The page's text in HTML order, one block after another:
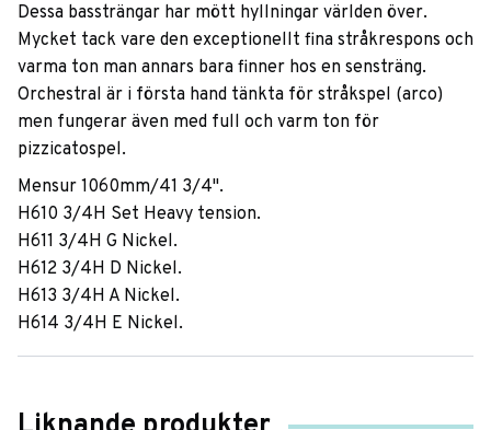
Dessa bassträngar har mött hyllningar världen över.
Mycket tack vare den exceptionellt fina stråkrespons och
varma ton man annars bara finner hos en sensträng.
Orchestral är i första hand tänkta för stråkspel (arco)
men fungerar även med full och varm ton för
pizzicatospel.
Mensur 1060mm/41 3/4".
H610 3/4H Set Heavy tension.
H611 3/4H G Nickel.
H612 3/4H D Nickel.
H613 3/4H A Nickel.
H614 3/4H E Nickel.